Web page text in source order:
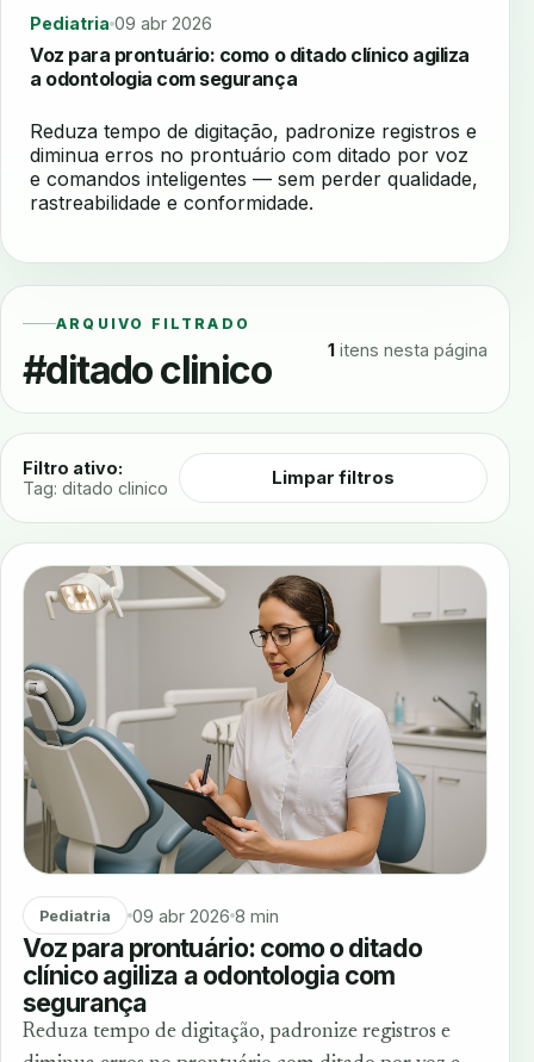
Pediatria 09 abr 2026
Voz para prontuário: como o ditado clínico agiliza
a odontologia com segurança
Reduza tempo de digitação, padronize registros e
diminua erros no prontuário com ditado por voz
e comandos inteligentes — sem perder qualidade,
rastreabilidade e conformidade.
ARQUIVO FILTRADO
#ditado clinico 1 itens nesta página
Filtro ativo:
Tag: ditado clinico
Limpar filtros
Pediatria 09 abr 2026 8 min
Voz para prontuário: como o ditado
clínico agiliza a odontologia com
segurança
Reduza tempo de digitação, padronize registros e